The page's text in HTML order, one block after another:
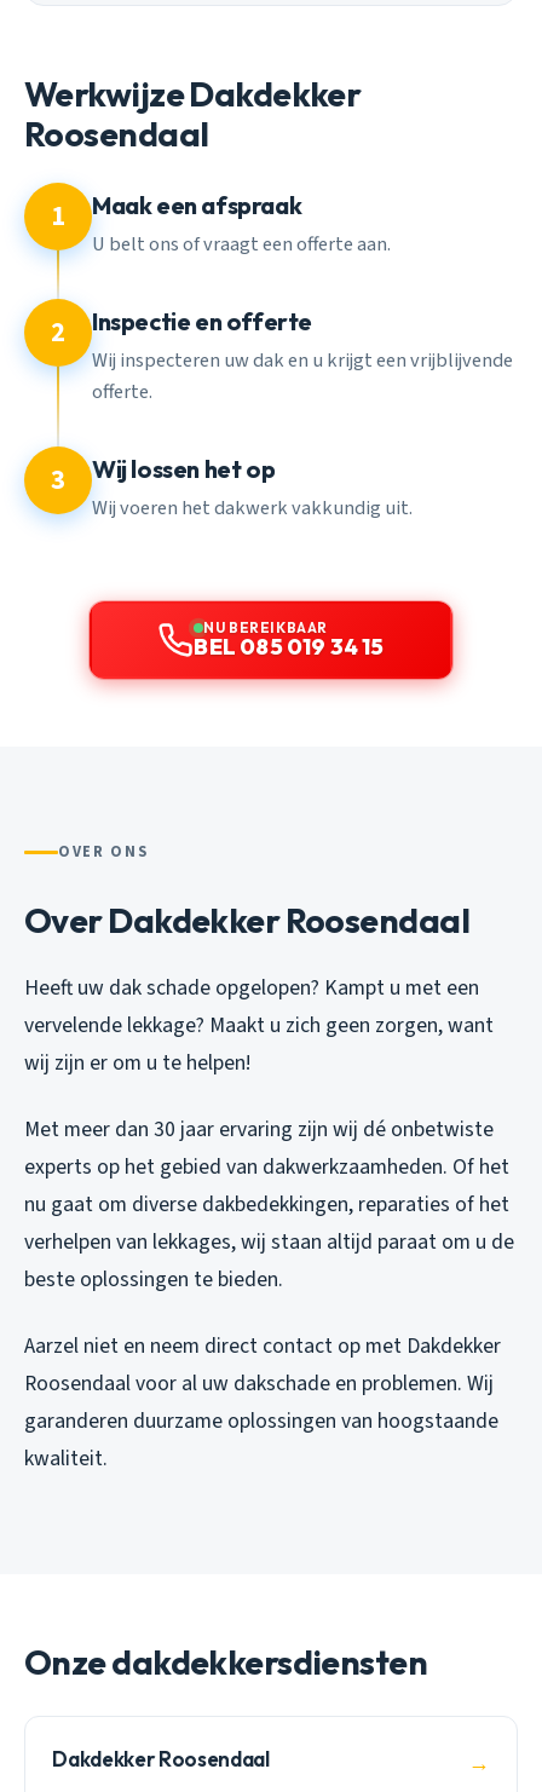
Werkwijze Dakdekker
Roosendaal
1 Maak een afspraak
U belt ons of vraagt een offerte aan.
2 Inspectie en offerte
Wij inspecteren uw dak en u krijgt een vrijblijvende
offerte.
3 Wij lossen het op
Wij voeren het dakwerk vakkundig uit.
NU BEREIKBAAR
BEL 085 019 34 15
OVER ONS
Over Dakdekker Roosendaal
Heeft uw dak schade opgelopen? Kampt u met een
vervelende lekkage? Maakt u zich geen zorgen, want
wij zijn er om u te helpen!
Met meer dan 30 jaar ervaring zijn wij dé onbetwiste
experts op het gebied van dakwerkzaamheden. Of het
nu gaat om diverse dakbedekkingen, reparaties of het
verhelpen van lekkages, wij staan altijd paraat om u de
beste oplossingen te bieden.
Aarzel niet en neem direct contact op met Dakdekker
Roosendaal voor al uw dakschade en problemen. Wij
garanderen duurzame oplossingen van hoogstaande
kwaliteit.
Onze dakdekkersdiensten
Dakdekker Roosendaal →